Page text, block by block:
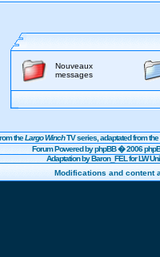
Nouveaux
messages
theLargo WinchTV series, adaptated from
Forum Powered byphpBB� 2006
Adaptation by Baron_FEL for LW
Modifications and content